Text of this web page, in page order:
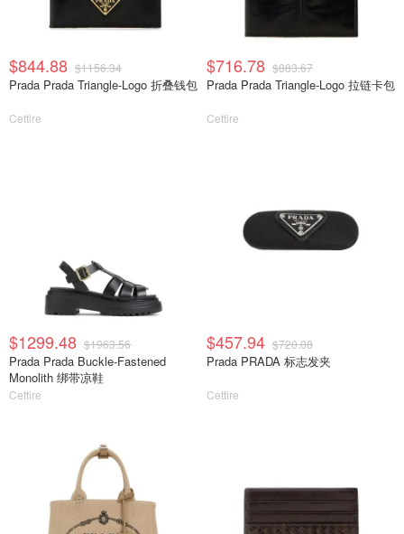
$844.88 $1156.34
Prada Prada Triangle-Logo 折叠钱包
Cettire
$716.78 $883.67
Prada Prada Triangle-Logo 拉链卡包
Cettire
$1299.48 $1963.56
Prada Prada Buckle-Fastened
Monolith 绑带凉鞋
Cettire
$457.94 $720.08
Prada PRADA 标志发夹
Cettire